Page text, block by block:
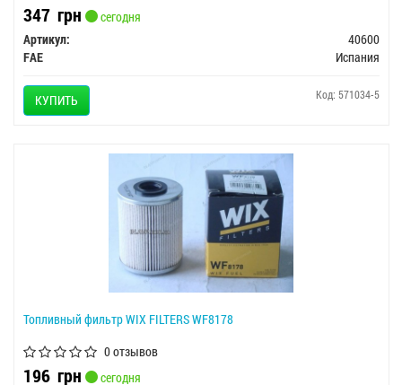
347 грн
сегодня
Артикул:
40600
FAE
Испания
КУПИТЬ Код: 571034-5
Топливный фильтр WIX FILTERS WF8178
0 отзывов
196 грн сегодня